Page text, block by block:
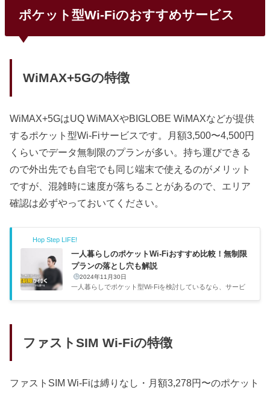
ビス月額データ量セット割おすすめな人ドコモ home 5G4,9
HOME 5G5,170円無制限au -1,100円集合住宅の電波受信が
ポケット型Wi-Fiのおすすめサービス
WiMAX+5Gの特徴
WiMAX+5GはUQ WiMAXやBIGLOBE WiMAXなどが提供
するポケット型Wi-Fiサービスです。月額3,500〜4,500円
くらいでデータ無制限のプランが多い。持ち運びできる
ので外出先でも自宅でも同じ端末で使えるのがメリット
ですが、混雑時に速度が落ちることがあるので、エリア
確認は必ずやっておいてください。
Hop Step LIFE!
一人暮らしのポケットWi-Fiおすすめ比較！無制限
プランの落とし穴も解説
2024年11月30日
一人暮らしでポケット型Wi-Fiを検討しているなら、サービ
iを選んだんですが、結果的にフリーランスの仕事が増えて
から光回線に切り替えました。用途に合った選択が大事なん
プロバイダ依存ソフ...
ファストSIM Wi-Fiの特徴
ファストSIM Wi-Fiは縛りなし・月額3,278円〜のポケット